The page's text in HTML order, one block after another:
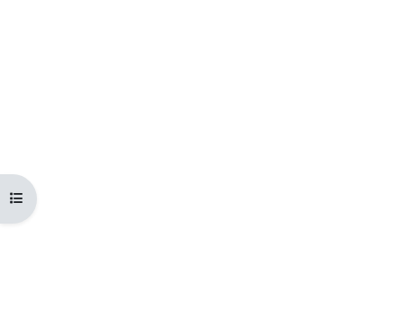
Kursindex öffnen